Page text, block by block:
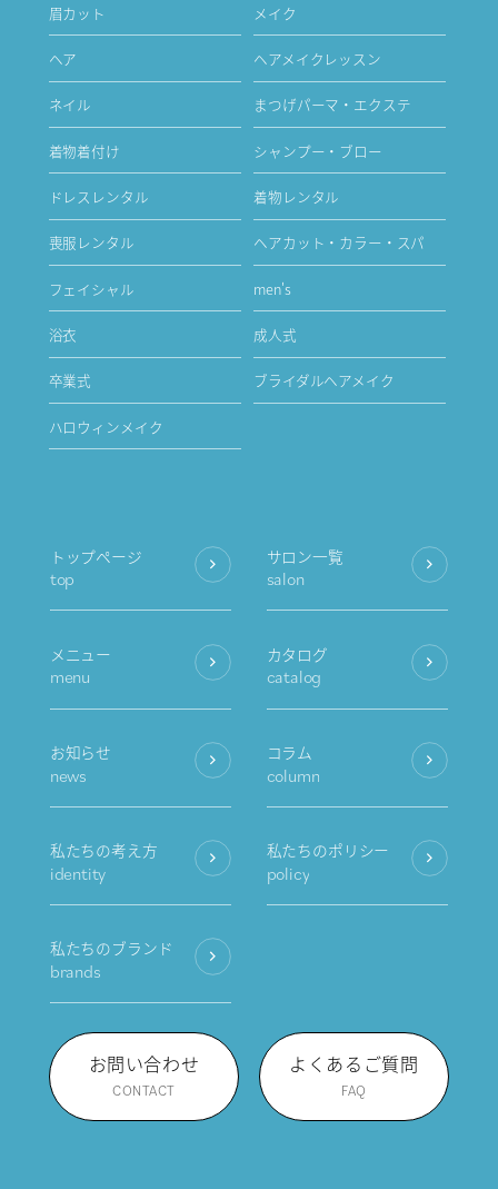
眉カット メイク
ヘア ヘアメイクレッスン
ネイル まつげパーマ・エクステ
着物着付け シャンプー・ブロー
ドレスレンタル 着物レンタル
喪服レンタル ヘアカット・カラー・スパ
フェイシャル men's
浴衣 成人式
卒業式 ブライダルヘアメイク
ハロウィンメイク
トップページ
top
サロン一覧
salon
メニュー
menu
カタログ
catalog
お知らせ
news
コラム
column
私たちの考え方
identity
私たちのポリシー
policy
私たちのブランド
brands
お問い合わせ
CONTACT
よくあるご質問
FAQ